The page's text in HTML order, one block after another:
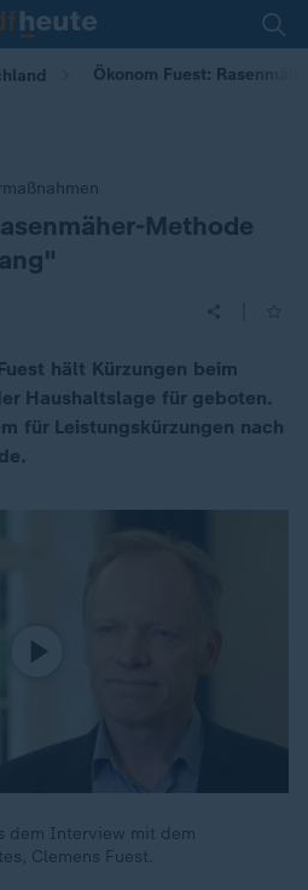
Ökonom Fuest:
Methode
hält Kürzungen beim
Haushaltslage für geboten.
für Leistungskürzungen nach
dem Interview mit dem
Clemens Fuest.